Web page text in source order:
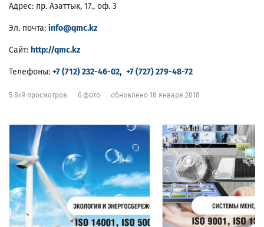
Адрес: пр. Азаттык, 17., оф. 3
Эл. почта: info@qmc.kz
Сайт: http://qmc.kz
Телефоны: +7 (712) 232-46-02, +7 (727) 279-48-72
5 849 просмотров 6 фото обновлено 18 января 2018